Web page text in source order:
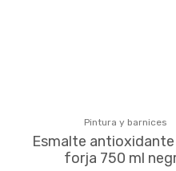
Pintura y barnices
Esmalte
forja 750 ml